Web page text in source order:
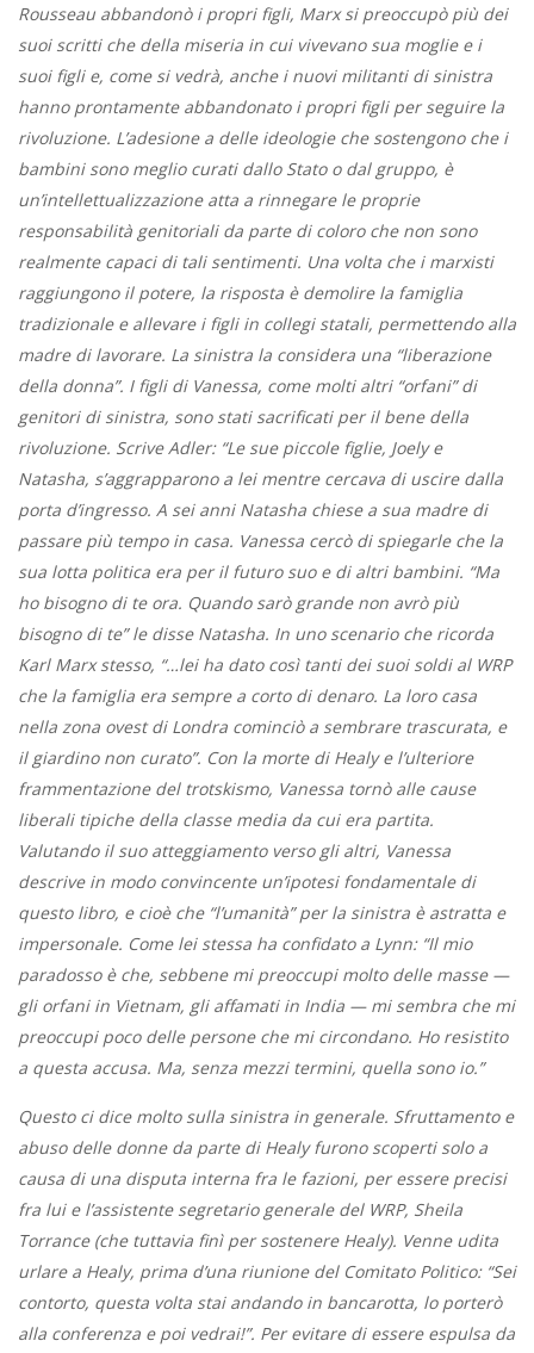
Rousseau abbandonò i propri figli, Marx si preoccupò più dei
suoi scritti che della miseria in cui vivevano sua moglie e i
suoi figli e, come si vedrà, anche i nuovi militanti di sinistra
hanno prontamente abbandonato i propri figli per seguire la
rivoluzione. L’adesione a delle ideologie che sostengono che i
bambini sono meglio curati dallo Stato o dal gruppo, è
un’intellettualizzazione atta a rinnegare le proprie
responsabilità genitoriali da parte di coloro che non sono
realmente capaci di tali sentimenti. Una volta che i marxisti
raggiungono il potere, la risposta è demolire la famiglia
tradizionale e allevare i figli in collegi statali, permettendo alla
madre di lavorare. La sinistra la considera una “liberazione
della donna”. I figli di Vanessa, come molti altri “orfani” di
genitori di sinistra, sono stati sacrificati per il bene della
rivoluzione. Scrive Adler: “Le sue piccole figlie, Joely e
Natasha, s’aggrapparono a lei mentre cercava di uscire dalla
porta d’ingresso. A sei anni Natasha chiese a sua madre di
passare più tempo in casa. Vanessa cercò di spiegarle che la
sua lotta politica era per il futuro suo e di altri bambini. “Ma
ho bisogno di te ora. Quando sarò grande non avrò più
bisogno di te” le disse Natasha. In uno scenario che ricorda
Karl Marx stesso, “…lei ha dato così tanti dei suoi soldi al WRP
che la famiglia era sempre a corto di denaro. La loro casa
nella zona ovest di Londra cominciò a sembrare trascurata, e
il giardino non curato”. Con la morte di Healy e l’ulteriore
frammentazione del trotskismo, Vanessa tornò alle cause
liberali tipiche della classe media da cui era partita.
Valutando il suo atteggiamento verso gli altri, Vanessa
descrive in modo convincente un’ipotesi fondamentale di
questo libro, e cioè che “l’umanità” per la sinistra è astratta e
impersonale. Come lei stessa ha confidato a Lynn: “Il mio
paradosso è che, sebbene mi preoccupi molto delle masse —
gli orfani in Vietnam, gli affamati in India — mi sembra che mi
preoccupi poco delle persone che mi circondano. Ho resistito
a questa accusa. Ma, senza mezzi termini, quella sono io.”
Questo ci dice molto sulla sinistra in generale. Sfruttamento e
abuso delle donne da parte di Healy furono scoperti solo a
causa di una disputa interna fra le fazioni, per essere precisi
fra lui e l’assistente segretario generale del WRP, Sheila
Torrance (che tuttavia finì per sostenere Healy). Venne udita
urlare a Healy, prima d’una riunione del Comitato Politico: “Sei
contorto, questa volta stai andando in bancarotta, lo porterò
alla conferenza e poi vedrai!”. Per evitare di essere espulsa da